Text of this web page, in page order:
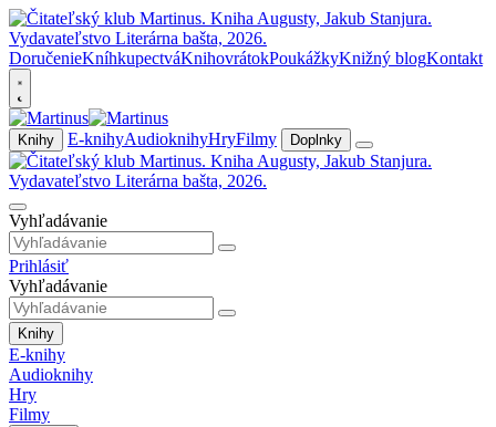
DoručenieKníhkupectváKnihovrátokPoukážkyKnižný blogKontakt
Knihy E-knihyAudioknihyHryFilmy Doplnky
Vyhľadávanie
Prihlásiť
Vyhľadávanie
Knihy
E-knihy
Audioknihy
Hry
Filmy